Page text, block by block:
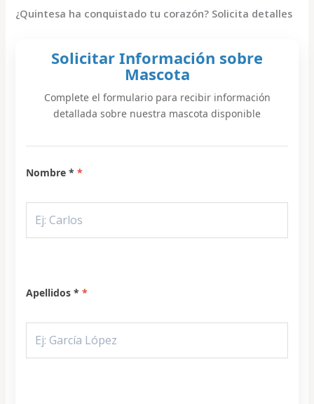
¿Quintesa ha conquistado tu corazón? Solicita detalles
Solicitar Información sobre
Mascota
Complete el formulario para recibir información
detallada sobre nuestra mascota disponible
Nombre *
Apellidos *